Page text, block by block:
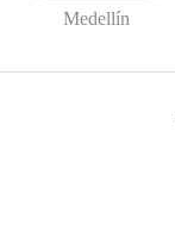
Medellín